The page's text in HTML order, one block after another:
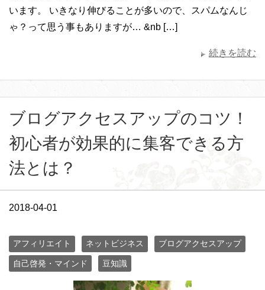
います。 いきなり伸びることが多いので、スパムなんじ
ゃ？って思う事もありますが… &nb […]
続きを読む
ブログアクセスアップのコツ！
初心者が効果的に集客できる方
法とは？
2018-04-01
アフィリエイト ネットビジネス ブログアクセスアップ
自己啓発・マインド 豆知識